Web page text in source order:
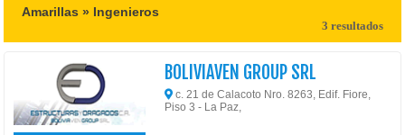
Amarillas » Ingenieros
3 resultados
BOLIVIAVEN GROUP SRL
c. 21 de Calacoto Nro. 8263, Edif. Fiore,
Piso 3 - La Paz,